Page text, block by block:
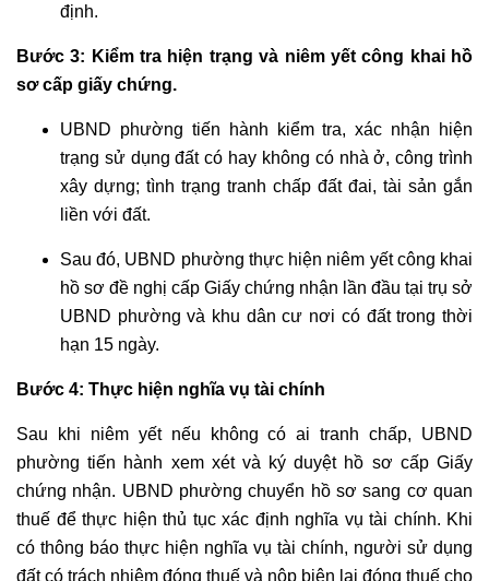
định.
Bước 3: Kiểm tra hiện trạng và niêm yết công khai hồ
sơ cấp giấy chứng.
UBND phường tiến hành kiểm tra, xác nhận hiện
trạng sử dụng đất có hay không có nhà ở, công trình
xây dựng; tình trạng tranh chấp đất đai, tài sản gắn
liền với đất.
Sau đó, UBND phường thực hiện niêm yết công khai
hồ sơ đề nghị cấp Giấy chứng nhận lần đầu tại trụ sở
UBND phường và khu dân cư nơi có đất trong thời
hạn 15 ngày.
Bước 4: Thực hiện nghĩa vụ tài chính
Sau khi niêm yết nếu không có ai tranh chấp, UBND
phường tiến hành xem xét và ký duyệt hồ sơ cấp Giấy
chứng nhận. UBND phường chuyển hồ sơ sang cơ quan
thuế để thực hiện thủ tục xác định nghĩa vụ tài chính. Khi
có thông báo thực hiện nghĩa vụ tài chính, người sử dụng
đất có trách nhiệm đóng thuế và nộp biên lai đóng thuế cho